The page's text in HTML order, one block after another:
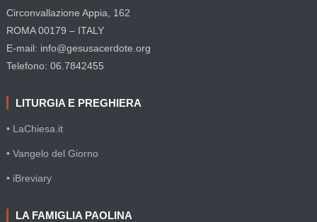
Circonvallazione Appia, 162
ROMA 00179 – ITALY
E-mail: info@gesusacerdote.org
Telefono: 06.7842455
LITURGIA E PREGHIERA
• LaChiesa.it
• Vangelo del Giorno
• iBreviary
LA FAMIGLIA PAOLINA